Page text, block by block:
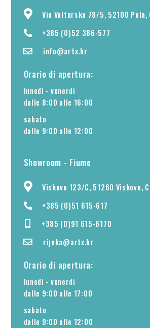
Via Valturska 78/5, 52100 Pola,
+385 (0)52 386-577
info@artx.hr
Orario di apertura:
lunedì - venerdì
dalle 8:00 alle 16:00
sabato
dalle 9:00 alle 12:00
Showroom - Fiume
Viskovo 123/C, 51260 Viskovo,
+385 (0)51 615-617
+385 (0)91 615-6170
rijeka@artx.hr
Orario di apertura:
lunedì - venerdì
dalle 9:00 alle 17:00
sabato
dalle 9:00 alle 12:00